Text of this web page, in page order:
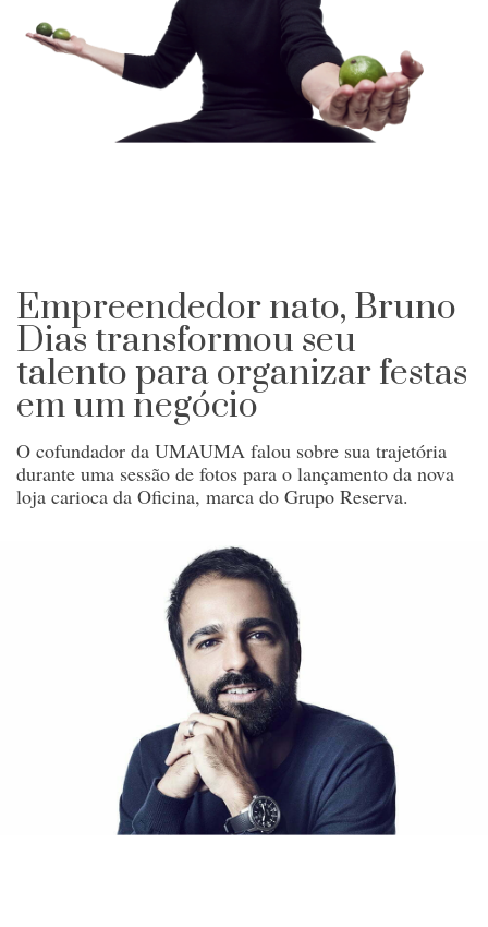
Empreendedor nato, Bruno
Dias transformou seu
talento para organizar festas
em um negócio
O cofundador da UMAUMA falou sobre sua trajetória
durante uma sessão de fotos para o lançamento da nova
loja carioca da Oficina, marca do Grupo Reserva.